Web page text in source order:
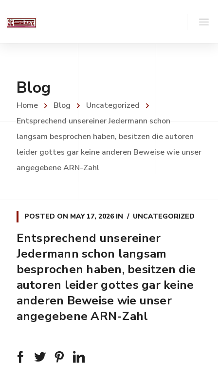
Blog
Home Blog
Uncategorized
Entsprechend unsereiner Jedermann schon
langsam besprochen haben, besitzen die autoren
leider gottes gar keine anderen Beweise wie unser
angegebene ARN-Zahl
POSTED ON MAY 17, 2026IN UNCATEGORIZED
Entsprechend unsereiner
Jedermann schon langsam
besprochen haben, besitzen die
autoren leider gottes gar keine
anderen Beweise wie unser
angegebene ARN-Zahl